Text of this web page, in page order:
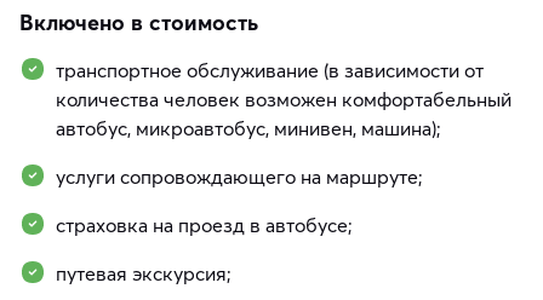
Включено в стоимость
транспортное обслуживание (в зависимости от
количества человек возможен комфортабельный
автобус, микроавтобус, минивен, машина);
услуги сопровождающего на маршруте;
страховка на проезд в автобусе;
путевая экскурсия;